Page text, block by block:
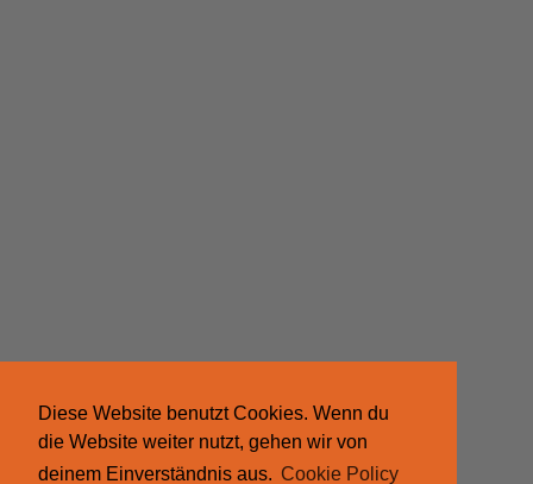
Diese Website benutzt Cookies. Wenn du
die Website weiter nutzt, gehen wir von
deinem Einverständnis aus. Cookie Policy